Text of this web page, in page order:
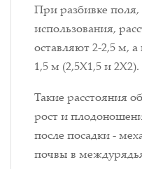
При разбивке
использования,
оставляют 2-2,5 м,
1,5 м (2,5X1,5 и 2X2).
Такие расстояния
рост и
после посадки -
почвы в